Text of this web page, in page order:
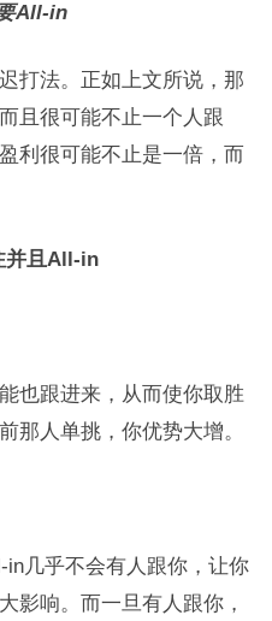
All-in
打法。正如上文所说，那
且很可能不止一个人跟
利很可能不止是一倍，而
并且All-in
也跟进来，从而使你取胜
那人单挑，你优势大增。
几乎不会有人跟你，让你
影响。而一旦有人跟你，